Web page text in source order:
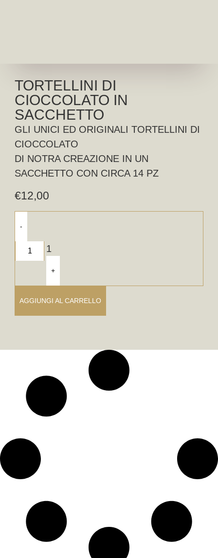
TORTELLINI DI
CIOCCOLATO IN
SACCHETTO
GLI UNICI ED ORIGINALI TORTELLINI DI
CIOCCOLATO
DI NOTRA CREAZIONE IN UN
SACCHETTO CON CIRCA 14 PZ
€12,00
-
1
+
AGGIUNGI AL CARRELLO